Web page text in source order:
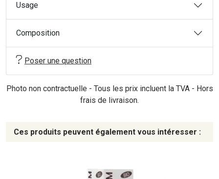
Usage
Composition
Poser une question
Photo non contractuelle - Tous les prix incluent la TVA - Hors
frais de livraison.
Ces produits peuvent également vous intéresser :